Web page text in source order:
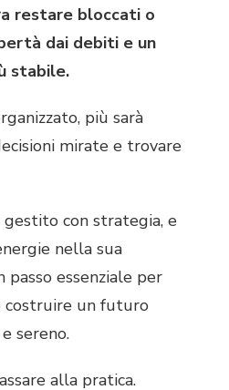
restare bloccati o
dai debiti e un
stabile.
più sarà
mirate e trovare
gestito con strategia, e
nella sua
passo essenziale per
costruire un futuro
sereno.
alla pratica.